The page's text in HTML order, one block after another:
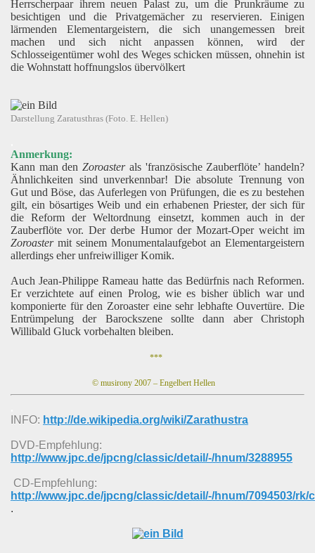
Herrscherpaar ihrem neuen Palast zu, um die Prunkräume zu
besichtigen und die Privatgemächer zu reservieren. Einigen
lärmenden Elementargeistern, die sich unangemessen breit
machen und sich nicht anpassen können, wird der
Schlosseigentümer wohl des Weges schicken müssen, ohnehin ist
die Wohnstatt hoffnungslos übervölkert
Darstellung Zaratusthras (Foto. E. Hellen)
Anmerkung:
Kann man denZoroaster als 'französische Zauberflöte’ handeln?
Ähnlichkeiten sind unverkennbar! Die absolute Trennung von
Gut und Böse, das Auferlegen von Prüfungen, die es zu bestehen
gilt, ein bösartiges Weib und ein erhabenen Priester, der sich für
die Reform der Weltordnung einsetzt, kommen auch in der
Zauberflöte vor. Der derbe Humor der Mozart-Oper weicht im
Zoroastermit seinem Monumentalaufgebot an Elementargeistern
allerdings eher unfreiwilliger Komik.
Auch Jean-Philippe Rameau hatte das Bedürfnis nach Reformen.
Er verzichtete auf einen Prolog, wie es bisher üblich war und
komponierte für den Zoroaster eine sehr lebhafte Ouvertüre. Die
Entrümpelung der Barockszene sollte dann aber Christoph
Willibald Gluck vorbehalten bleiben.
***
© musirony 2007 – Engelbert Hellen
INFO: http://de.wikipedia.org/wiki/Zarathustra
DVD-Empfehlung:
http://www.jpc.de/jpcng/classic/detail/-/hnum/3288955
CD-Empfehlung:
http://www.jpc.de/jpcng/classic/detail/-/hnum/7094503/
.